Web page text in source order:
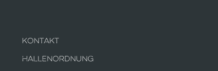
KONTAKT
HALLENORDNUNG